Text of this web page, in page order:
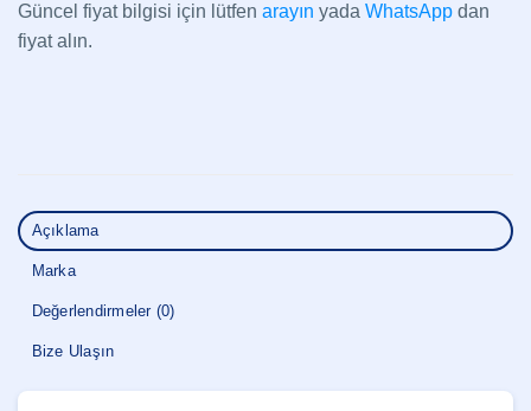
Güncel fiyat bilgisi için lütfen arayın yada WhatsApp dan
fiyat alın.
Açıklama
Marka
Değerlendirmeler (0)
Bize Ulaşın